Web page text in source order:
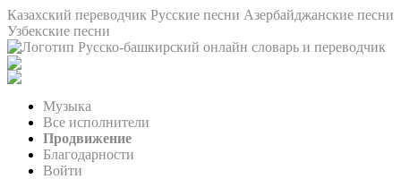
Казахский переводчик Русские песни Азербайджанские песни
Узбекские песни
Музыка
Все исполнители
Продвижение
Благодарности
Войти